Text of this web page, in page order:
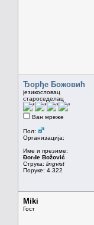
Ђорђе Божовић
језикословац
староседелац
Ван мреже
Пол:
Организација:
Име и презиме:
Đorđe Božović
Струка: lingvist
Поруке: 4.322
Miki
Гост